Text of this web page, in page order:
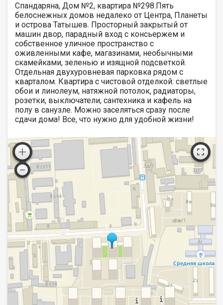
Спандаряна, Дом №2, квартира №298.Пять
белоснежных домов недалеко от Центра, Планеты
и острова Татышев. Просторный закрытый от
машин двор, парадный вход с консьержем и
собственное уличное пространство с
оживленными кафе, магазинами, необычными
скамейками, зеленью и изящной подсветкой.
Отдельная двухуровневая парковка рядом с
кварталом. Квартира с чистовой отделкой: светлые
обои и линолеум, натяжной потолок, радиаторы,
розетки, выключатели, сантехника и кафель на
полу в санузле. Можно заселяться сразу после
сдачи дома! Все, что нужно для удобной жизни!